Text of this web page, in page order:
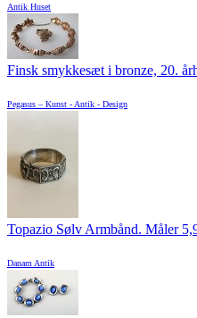
Antik Huset
Finsk smykkesæt i bronze, 20.
Pegasus – Kunst - Antik - Design
Topazio Sølv Armbånd. Måler
Danam Antik